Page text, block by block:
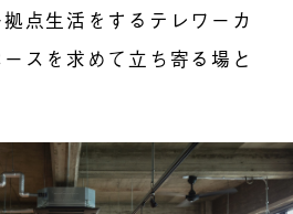
点生活をするテレワーカ
スを求めて立ち寄る場と